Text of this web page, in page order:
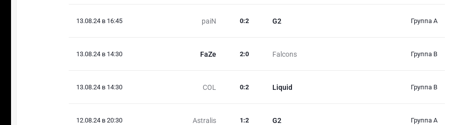
13.08.24 в 16:45 paiN G2
0:2 Группа А
13.08.24 в 14:30 FaZe Falcons
2:0 Группа B
13.08.24 в 14:30 COL Liquid
0:2 Группа B
12.08.24 в 20:30 Astralis G2
1 :2 Группа А